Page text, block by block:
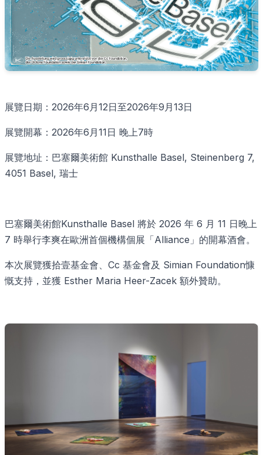
展覽日期：2026年6月12日至2026年9月13日
展覽開幕：2026年6月11日 晚上7時
展覽地址：巴塞爾美術館 Kunsthalle Basel, Steinenberg 7,
4051 Basel, 瑞士
巴塞爾美術館Kunsthalle Basel 將於 2026 年 6 月 11 日晚上
7 時舉行李爽在歐洲首個機構個展「Alliance」的開幕酒會。
本次展覽獲拾壹基金會、Cc 基金會及 Simian Foundation慷
慨支持，並獲 Esther Maria Heer-Zacek 額外贊助。